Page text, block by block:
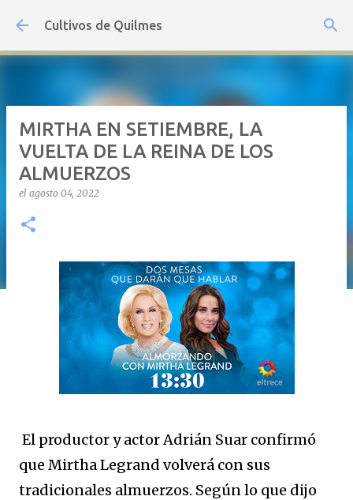
Ir al contenido principal
Cultivos de Quilmes
MIRTHA EN SETIEMBRE, LA
VUELTA DE LA REINA DE LOS
ALMUERZOS
el agosto 04, 2022
El productor y actor Adrián Suar confirmó
que Mirtha Legrand volverá con sus
tradicionales almuerzos. Según lo que dijo